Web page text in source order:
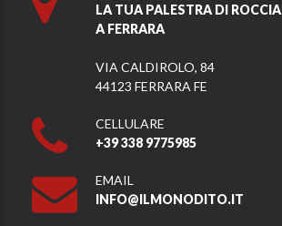
LA TUA PALESTRA DI ROCCIA
A FERRARA
VIA CALDIROLO, 84
44123 FERRARA FE
CELLULARE
+39 338 9775985
EMAIL
INFO@ILMONODITO.IT